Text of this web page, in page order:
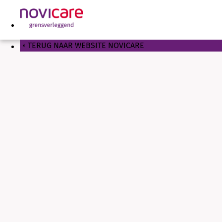
TERUG NAAR WEBSITE NOVICARE